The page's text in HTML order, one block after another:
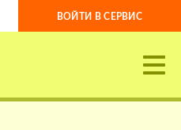
ВОЙТИ В СЕРВИС